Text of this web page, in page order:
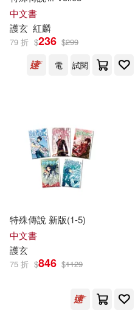
中文書
護玄 紅麟
79 折 $236 $299
電
試閱
特殊傳說 新版(1-5)
中文書
護玄
75 折 $846 $1129